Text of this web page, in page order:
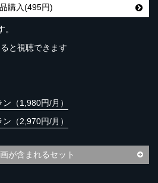
購入(495円)
と視聴できます
（1,980円/月）
（2,970円/月）
が含まれるセット